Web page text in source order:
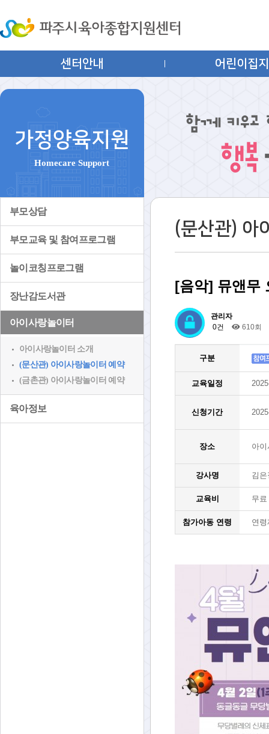
센터안내 어린이집
가정양육지원
Homecare Support
부모상담
부모교육 및 참여프로그램
놀이코칭프로그램
장난감도서관
아이사랑놀이터
아이사랑놀이터 소개
(문산관) 아이사랑놀이터 예약
(금촌관) 아이사랑놀이터 예약
육아정보
(문산관) 아
[음악] 뮤앤무
관리자
0건
610회
구분
교육일정
신청기간
장소 아
강사명 김은
교육비 무료
참가아동 연령 연